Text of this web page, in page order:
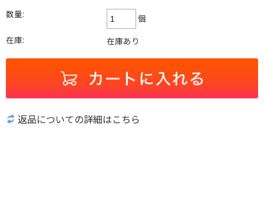
数量:
個
在庫:
在庫あり
返品についての詳細はこちら